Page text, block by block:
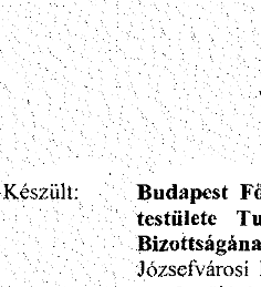
Kesziilt: Budapest
testulete
Jdzsefvarosi